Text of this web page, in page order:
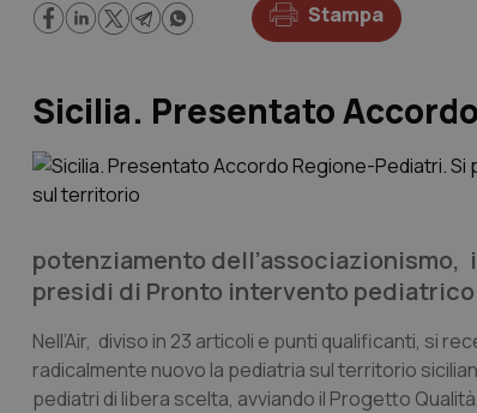
Stampa
Sicilia. Presentato
potenziamento
presidi di Pronto intervento
Nell’Air, diviso in 23 articoli e punti qualificanti, si
radicalmente nuovo la pediatria sul territorio
pediatri di libera scelta, avviando il Progetto